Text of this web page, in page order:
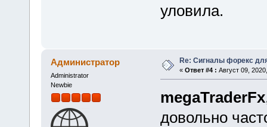
уловила.
Администратор
Administrator
Newbie
Re: Сигналы форекс
« Ответ #4 : Август 09,
megaTraderFx
довольно